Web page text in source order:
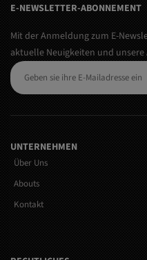
E-NEWSLETTER-ABONNEMENT
Mit der Anmeldung zum E-
aktuelle Neuigkeiten und
UNTERNEHMEN
Über Uns
Abouts
Kontakt